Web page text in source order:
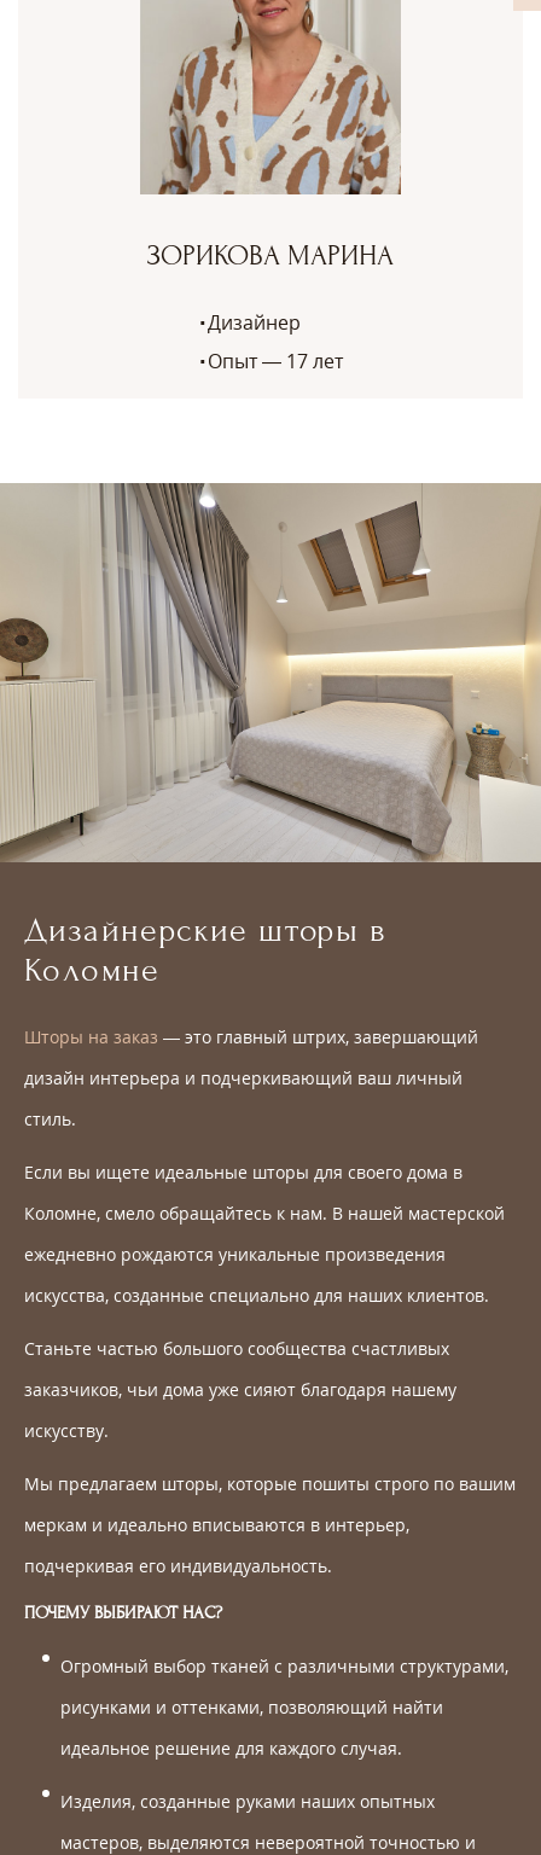
ЗОРИКОВА МАРИНА
Дизайнер
Опыт — 17 лет
Дизайнерские шторы в
Коломне
Шторы на заказ — это главный штрих, завершающий
дизайн интерьера и подчеркивающий ваш личный
стиль.
Если вы ищете идеальные шторы для своего дома в
Коломне, смело обращайтесь к нам. В нашей мастерской
ежедневно рождаются уникальные произведения
искусства, созданные специально для наших клиентов.
Станьте частью большого сообщества счастливых
заказчиков, чьи дома уже сияют благодаря нашему
искусству.
Мы предлагаем шторы, которые пошиты строго по вашим
меркам и идеально вписываются в интерьер,
подчеркивая его индивидуальность.
ПОЧЕМУ ВЫБИРАЮТ НАС?
Огромный выбор тканей с различными структурами,
рисунками и оттенками, позволяющий найти
идеальное решение для каждого случая.
Изделия, созданные руками наших опытных
мастеров, выделяются невероятной точностью и